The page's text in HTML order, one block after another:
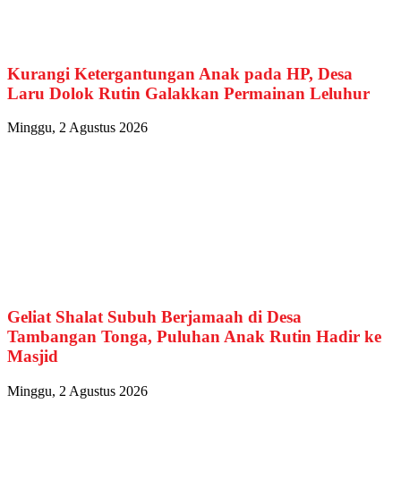
Kurangi Ketergantungan Anak pada HP, Desa
Laru Dolok Rutin Galakkan Permainan Leluhur
Minggu, 2 Agustus 2026
Geliat Shalat Subuh Berjamaah di Desa
Tambangan Tonga, Puluhan Anak Rutin Hadir ke
Masjid
Minggu, 2 Agustus 2026